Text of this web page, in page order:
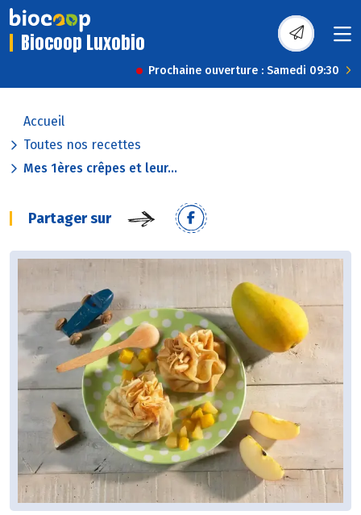
Biocoop Luxobio
Prochaine ouverture : Samedi 09:30
Accueil
Toutes nos recettes
Mes 1ères crêpes et leur...
Partager sur